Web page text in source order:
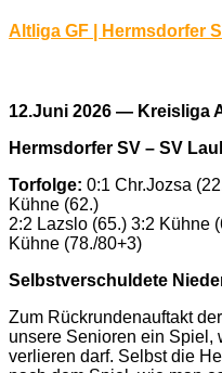
Altliga GF | Hermsdorfer
12.Juni 2026 — Kreisliga
Hermsdorfer SV – SV
Torfolge: 0:1 Chr.Jozsa
Kühne (62.)
2:2 Lazslo (65.) 3:2 Kühne
Kühne (78./80+3)
Selbstverschuldete
Zum Rückrundenauftakt
unsere Senioren ein Spiel,
verlieren darf. Selbst die